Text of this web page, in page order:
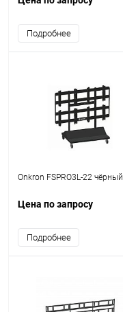
Подробнее
Onkron FSPRO3L-22 чёрный
Цена по запросу
Подробнее